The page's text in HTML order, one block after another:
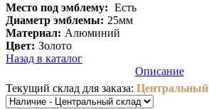
Место под эмблему: Eсть
Диаметр эмблемы: 25мм
Материал: Алюминий
Цвет: Золото
Назад в каталог
Описание
Текущий склад для заказа: Центральный